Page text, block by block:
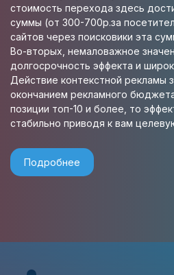
стоимость перехода здесь
суммы (от 300-700р.за
сайтов через поисковики эта
Во-вторых, немаловажное
долгосрочность эффекта и
Действие контекстной рекламы
окончанием рекламного
позиции топ-10 и более, то
стабильно приводя к вам
Подробнее